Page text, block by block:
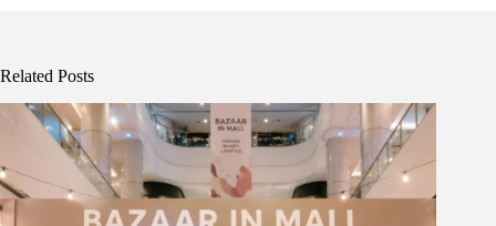
Related Posts